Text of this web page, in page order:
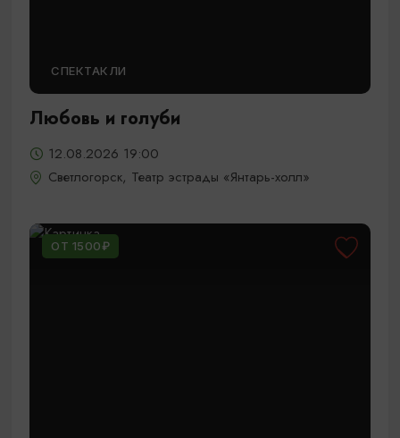
СПЕКТАКЛИ
Любовь и голуби
12.08.2026 19:00
Светлогорск, Театр эстрады «Янтарь-холл»
ОТ 1500₽